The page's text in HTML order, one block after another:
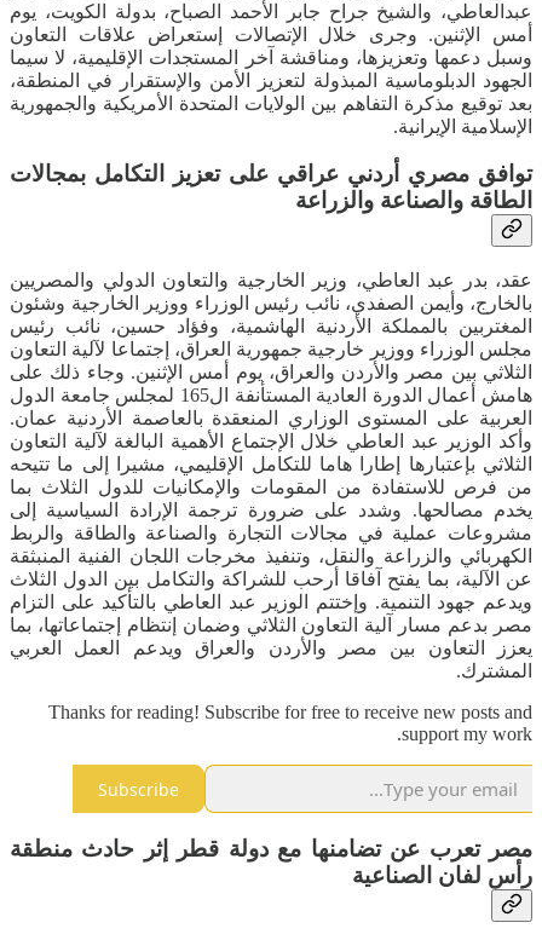
عبدالعاطي، والشيخ جراح جابر الأحمد الصباح، بدولة الكويت، يوم
أمس الإثنين. وجرى خلال الإتصالات إستعراض علاقات التعاون
وسبل دعمها وتعزيزها، ومناقشة آخر المستجدات الإقليمية، لا سيما
الجهود الدبلوماسية المبذولة لتعزيز الأمن والإستقرار في المنطقة،
بعد توقيع مذكرة التفاهم بين الولايات المتحدة الأمريكية والجمهورية
الإسلامية الإيرانية.
توافق مصري أردني عراقي على تعزيز التكامل بمجالات
الطاقة والصناعة والزراعة
عقد، بدر عبد العاطي، وزير الخارجية والتعاون الدولي والمصريين
بالخارج، وأيمن الصفدي، نائب رئيس الوزراء ووزير الخارجية وشئون
المغتربين بالمملكة الأردنية الهاشمية، وفؤاد حسين، نائب رئيس
مجلس الوزراء ووزير خارجية جمهورية العراق، إجتماعا لآلية التعاون
الثلاثي بين مصر والأردن والعراق، يوم أمس الإثنين. وجاء ذلك على
هامش أعمال الدورة العادية المستأنفة ال165 لمجلس جامعة الدول
العربية على المستوى الوزاري المنعقدة بالعاصمة الأردنية عمان.
وأكد الوزير عبد العاطي خلال الإجتماع الأهمية البالغة لآلية التعاون
الثلاثي بإعتبارها إطارا هاما للتكامل الإقليمي، مشيرا إلى ما تتيحه
من فرص للاستفادة من المقومات والإمكانيات للدول الثلاث بما
يخدم مصالحها. وشدد على ضرورة ترجمة الإرادة السياسية إلى
مشروعات عملية في مجالات التجارة والصناعة والطاقة والربط
الكهربائي والزراعة والنقل، وتنفيذ مخرجات اللجان الفنية المنبثقة
عن الآلية، بما يفتح آفاقا أرحب للشراكة والتكامل بين الدول الثلاث
ويدعم جهود التنمية. وإختتم الوزير عبد العاطي بالتأكيد على التزام
مصر بدعم مسار آلية التعاون الثلاثي وضمان إنتظام إجتماعاتها، بما
يعزز التعاون بين مصر والأردن والعراق ويدعم العمل العربي
المشترك.
Thanks for reading! Subscribe for free to receive new posts and
support my work.
Subscribe
مصر تعرب عن تضامنها مع دولة قطر إثر حادث منطقة
رأس لفان الصناعية